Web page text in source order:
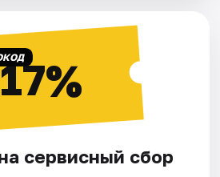
17%
сервисный сбор